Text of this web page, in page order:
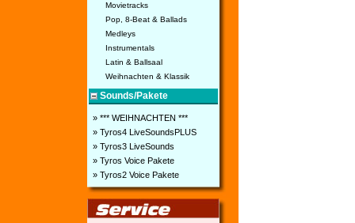
Movietracks
Pop, 8-Beat & Ballads
Medleys
Instrumentals
Latin & Ballsaal
Weihnachten & Klassik
Sounds/Pakete
» *** WEIHNACHTEN ***
» Tyros4 LiveSoundsPLUS
» Tyros3 LiveSounds
» Tyros Voice Pakete
» Tyros2 Voice Pakete